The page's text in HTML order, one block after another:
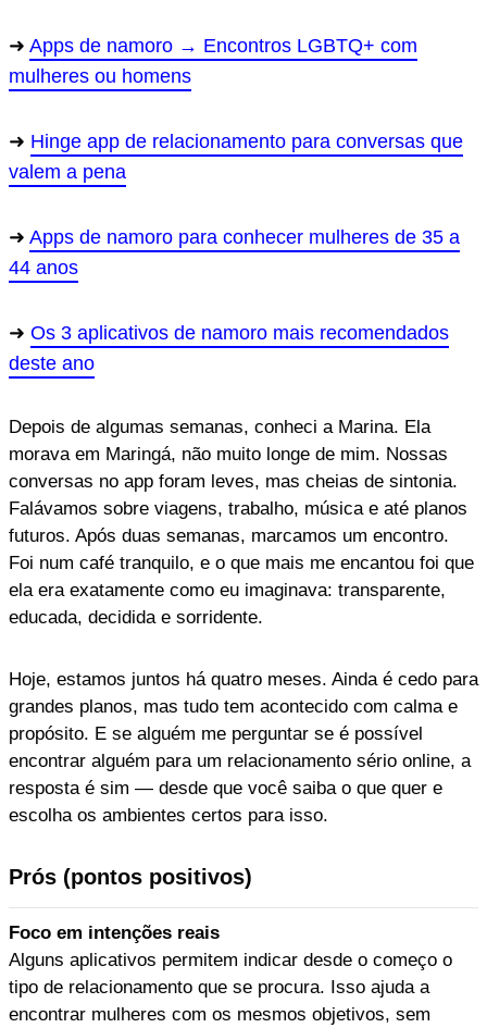
Apps de namoro → Encontros LGBTQ+ com
mulheres ou homens
Hinge app de relacionamento para conversas que
valem a pena
Apps de namoro para conhecer mulheres de 35 a
44 anos
Os 3 aplicativos de namoro mais recomendados
deste ano
Depois de algumas semanas, conheci a Marina. Ela
morava em Maringá, não muito longe de mim. Nossas
conversas no app foram leves, mas cheias de sintonia.
Falávamos sobre viagens, trabalho, música e até planos
futuros. Após duas semanas, marcamos um encontro.
Foi num café tranquilo, e o que mais me encantou foi que
ela era exatamente como eu imaginava: transparente,
educada, decidida e sorridente.
Hoje, estamos juntos há quatro meses. Ainda é cedo para
grandes planos, mas tudo tem acontecido com calma e
propósito. E se alguém me perguntar se é possível
encontrar alguém para um relacionamento sério online, a
resposta é sim — desde que você saiba o que quer e
escolha os ambientes certos para isso.
Prós (pontos positivos)
Foco em intenções reais
Alguns aplicativos permitem indicar desde o começo o
tipo de relacionamento que se procura. Isso ajuda a
encontrar mulheres com os mesmos objetivos, sem